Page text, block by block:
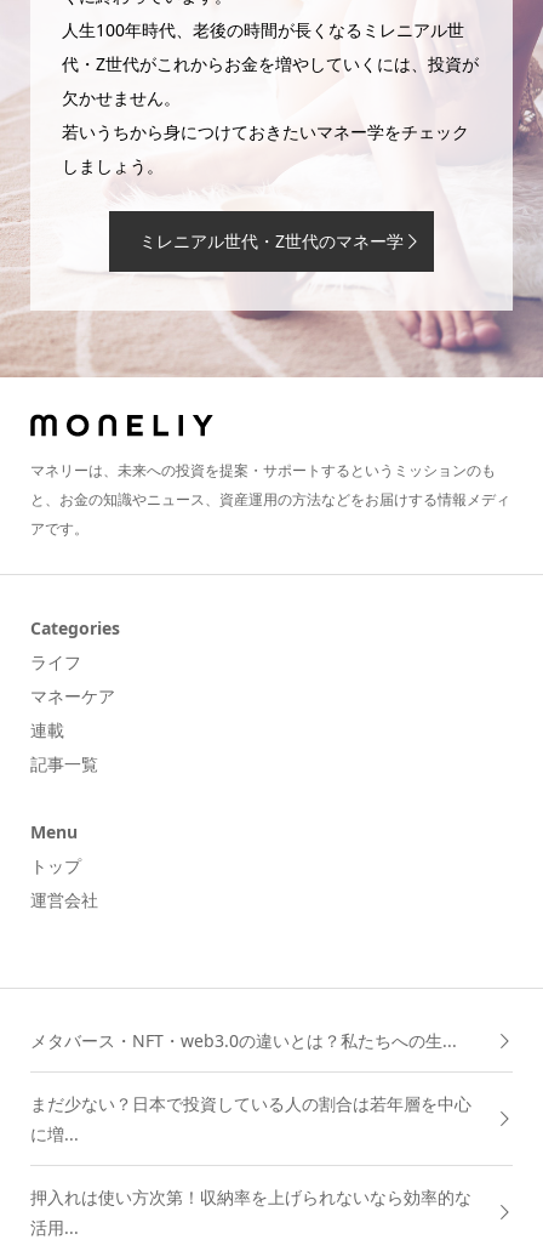
人生100年時代、老後の時間が長くなるミレニアル世
代・Z世代がこれからお金を増やしていくには、投資が
欠かせません。
若いうちから身につけておきたいマネー学をチェック
しましょう。
ミレニアル世代・Z世代のマネー学
マネリーは、未来への投資を提案・サポートするというミッションのも
と、お金の知識やニュース、資産運用の方法などをお届けする情報メディ
アです。
Categories
ライフ
マネーケア
連載
記事一覧
Menu
トップ
運営会社
メタバース・NFT・web3.0の違いとは？私たちへの生...
まだ少ない？日本で投資している人の割合は若年層を中心
に増...
押入れは使い方次第！収納率を上げられないなら効率的な
活用...